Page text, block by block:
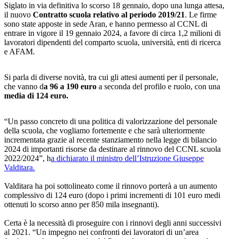
Siglato in via definitiva lo scorso 18 gennaio, dopo una lunga attesa,
il nuovo Contratto scuola relativo al periodo 2019/21. Le firme
sono state apposte in sede Aran, e hanno permesso al CCNL di
entrare in vigore il 19 gennaio 2024, a favore di circa 1,2 milioni di
lavoratori dipendenti del comparto scuola, università, enti di ricerca
e AFAM.
Si parla di diverse novità, tra cui gli attesi aumenti per il personale,
che vanno da 96 a 190 euro a seconda del profilo e ruolo, con una
media di 124 euro.
“Un passo concreto di una politica di valorizzazione del personale
della scuola, che vogliamo fortemente e che sarà ulteriormente
incrementata grazie al recente stanziamento nella legge di bilancio
2024 di importanti risorse da destinare al rinnovo del CCNL scuola
2022/2024”, ha dichiarato il ministro dell’Istruzione Giuseppe
Valditara.
Valditara ha poi sottolineato come il rinnovo porterà a un aumento
complessivo di 124 euro (dopo i primi incrementi di 101 euro medi
ottenuti lo scorso anno per 850 mila insegnanti).
Certa è la necessità di proseguire con i rinnovi degli anni successivi
al 2021. “Un impegno nei confronti dei lavoratori di un’area